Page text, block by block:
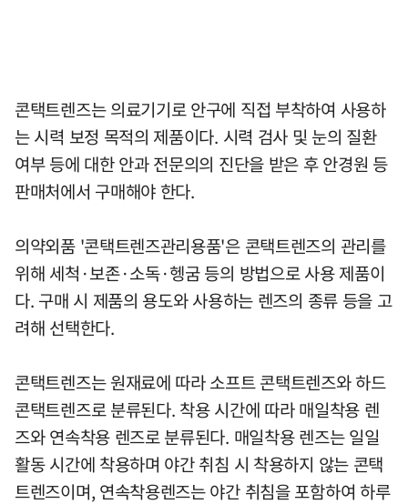
콘택트렌즈는 의료기기로 안구에 직접 부착하여 사용하
는 시력 보정 목적의 제품이다. 시력 검사 및 눈의 질환
여부 등에 대한 안과 전문의의 진단을 받은 후 안경원 등
판매처에서 구매해야 한다.
의약외품 '콘택트렌즈관리용품'은 콘택트렌즈의 관리를
위해 세척·보존·소독·헹굼 등의 방법으로 사용 제품이
다. 구매 시 제품의 용도와 사용하는 렌즈의 종류 등을 고
려해 선택한다.
콘택트렌즈는 원재료에 따라 소프트 콘택트렌즈와 하드
콘택트렌즈로 분류된다. 착용 시간에 따라 매일착용 렌
즈와 연속착용 렌즈로 분류된다. 매일착용 렌즈는 일일
활동 시간에 착용하며 야간 취침 시 착용하지 않는 콘택
트렌즈이며, 연속착용렌즈는 야간 취침을 포함하여 하루